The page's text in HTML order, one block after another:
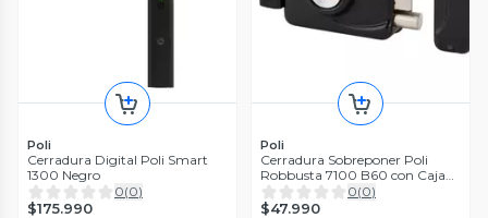
Poli
Cerradura Digital Poli Smart
1300 Negro
0(0)
$175.990
Poli
Cerradura Sobreponer Poli
Robbusta 7100 B60 con Caja
Reja
0(0)
$47.990